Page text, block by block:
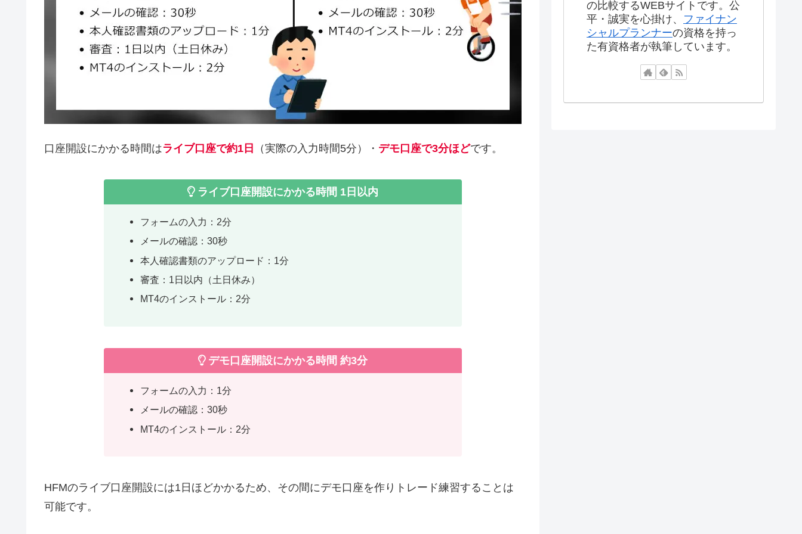
口座開設にかかる時間はライブ口座で約1日 （実際の入力時間5分）・ デモ口座で3分ほどです。
ライブ口座開設にかかる時間 1日以内
フォームの入力：2分
メールの確認：30秒
本人確認書類のアップロード：1分
審査：1日以内（土日休み）
MT4のインストール：2分
デモ口座開設にかかる時間 約3分
フォームの入力：1分
メールの確認：30秒
MT4のインストール：2分
HFMのライブ口座開設には1日ほどかかるため、その間にデモ口座を作りトレード練習することは
可能です。
の比較するWEBサイトです。公
平・誠実を心掛け、 ファイナン
シャルプランナーの資格を持っ
た有資格者が執筆しています。